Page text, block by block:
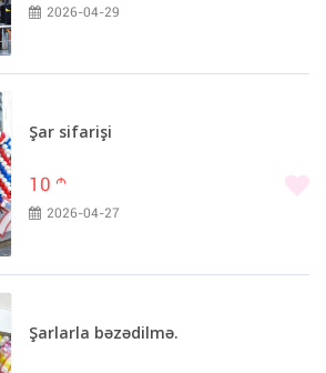
2026-04-29
Şar sifarişi
10 m
2026-04-27
Şarlarla bəzədilmə.